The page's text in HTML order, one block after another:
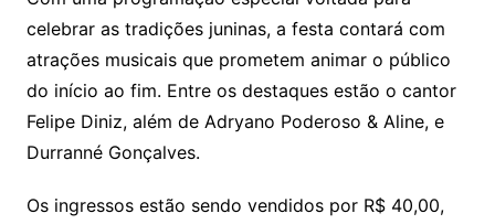
celebrar as tradições juninas, a festa contará com
atrações musicais que prometem animar o público
do início ao fim. Entre os destaques estão o cantor
Felipe Diniz, além de Adryano Poderoso & Aline, e
Durranné Gonçalves.
Os ingressos estão sendo vendidos por R$ 40,00,